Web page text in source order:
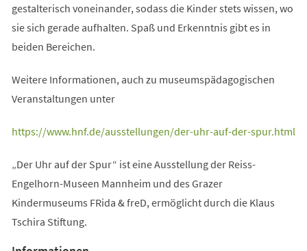
gestalterisch voneinander, sodass die Kinder stets wissen, wo
sie sich gerade aufhalten. Spaß und Erkenntnis gibt es in
beiden Bereichen.
Weitere Informationen, auch zu museumspädagogischen
Veranstaltungen unter
https://www.hnf.de/ausstellungen/der-uhr-auf-der-spur.html
(Öffnet
einem
neuen
Tab)
„Der Uhr auf der Spur“ ist eine Ausstellung der Reiss-
Engelhorn-Museen Mannheim und des Grazer
Kindermuseums FRida & freD, ermöglicht durch die Klaus
Tschira Stiftung.